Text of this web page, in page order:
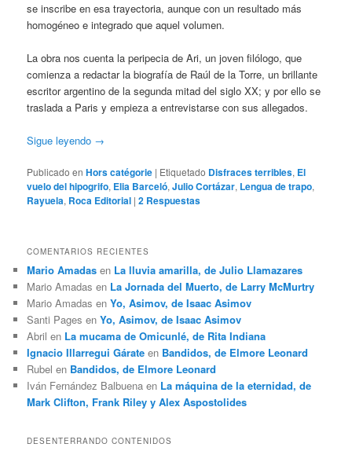
se inscribe en esa trayectoria, aunque con un resultado más
homogéneo e integrado que aquel volumen.
La obra nos cuenta la peripecia de Ari, un joven filólogo, que
comienza a redactar la biografía de Raúl de la Torre, un brillante
escritor argentino de la segunda mitad del siglo XX; y por ello se
traslada a Paris y empieza a entrevistarse con sus allegados.
Sigue leyendo →
Publicado en Hors catégorie | Etiquetado Disfraces terribles, El
vuelo del hipogrifo, Elia Barceló,Julio Cortázar, Lengua de trapo,
Rayuela, Roca Editorial |2 Respuestas
COMENTARIOS RECIENTES
Mario Amadas en La lluvia amarilla, de Julio Llamazares
Mario Amadas en La Jornada del Muerto, de Larry McMurtry
Mario Amadas enYo, Asimov, de Isaac Asimov
Santi Pages enYo, Asimov, de Isaac Asimov
Abril en La mucama de Omicunlé, de Rita Indiana
Ignacio Illarregui Gárate en Bandidos, de Elmore Leonard
Rubel en Bandidos, de Elmore Leonard
Iván Fernández Balbuena en La máquina de la eternidad, de
Mark Clifton, Frank Riley y Alex Aspostolides
DESENTERRANDO CONTENIDOS